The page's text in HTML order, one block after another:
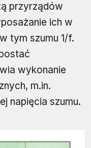
przyrządów
ich w
tym szumu 1/f.
wykonanie
m.in.
napięcia szumu.